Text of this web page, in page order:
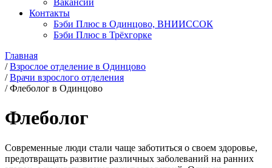
Вакансии
Контакты
Бэби Плюс в Одинцово, ВНИИССОК
Бэби Плюс в Трёхгорке
Главная
/ Взрослое отделение в Одинцово
/ Врачи взрослого отделения
/ Флеболог в Одинцово
Флеболог
Современные люди стали чаще заботиться о своем здоровье,
предотвращать развитие различных заболеваний на ранних